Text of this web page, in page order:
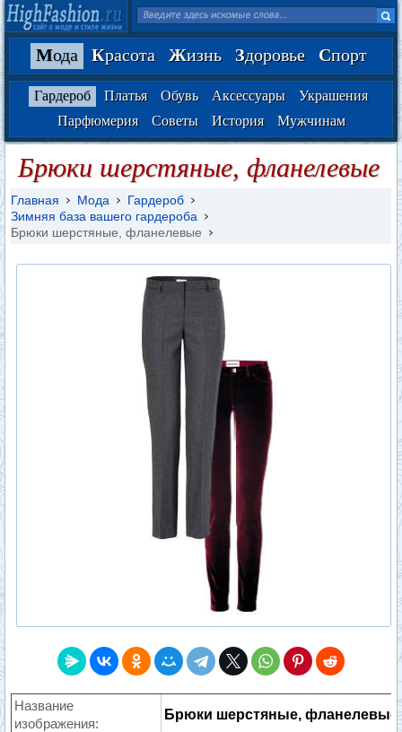
Мода Красота Жизнь Здоровье Спорт
Гардероб Платья Обувь Аксессуары
Украшения
Парфюмерия
Советы История Мужчинам
Брюки шерстяные, фланелевые
Главная Мода
Гардероб
Зимняя база вашего гардероба
Брюки шерстяные, фланелевые
Название
изображения:
Брюки шерстяные, фланелевые